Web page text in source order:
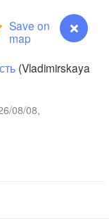
(Vladimirskaya
08/08,